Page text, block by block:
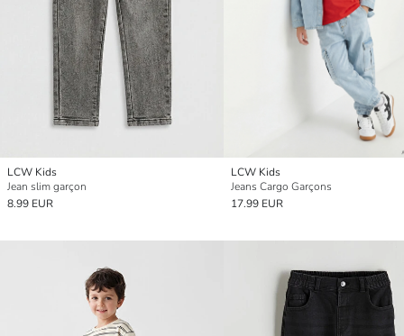
LCW Kids
Jean slim garçon
8.99 EUR
LCW Kids
Jeans Cargo Garçons
17.99 EUR